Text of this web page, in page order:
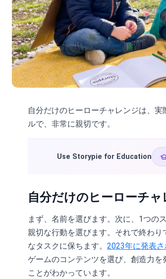
自分だけのヒーローチャレンジは、
ルで、非常に親切です。
Use Storypie for Education
自分だけのヒーローチ
まず、名前を選びます。次に、1つの
親切な行動を選びます。それで終わ
なタスクに保ちます。 2023年に発表
ゲームのコンテンツを選び、創造力
ことがわかっています。